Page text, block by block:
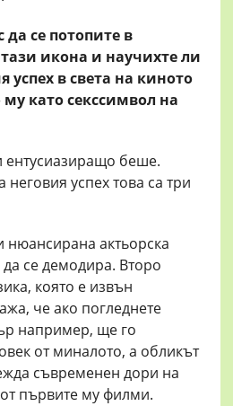
да се потопите в
икона и научихте ли
успех в света на киното
като секссимвол на
ентусиазиращо беше.
успех това са три
актьорска
се демодира. Второ
която е извън
че ако погледнете
например, ще го
от миналото, а обликът
съвременен дори на
първите му филми.